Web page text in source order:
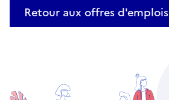
Retour aux offres d'emplois